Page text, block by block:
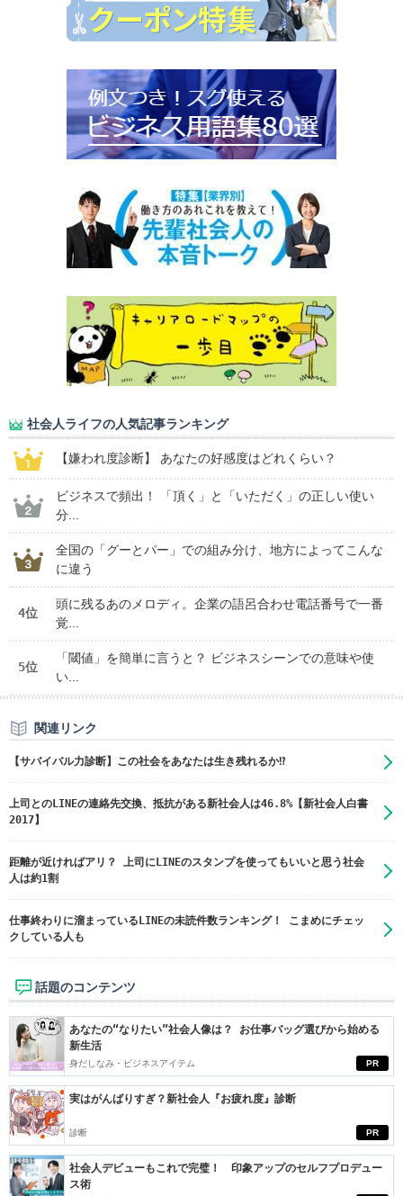
社会人ライフの人気記事ランキング
【嫌われ度診断】 あなたの好感度はどれくらい？
ビジネスで頻出！ 「頂く」と「いただく」の正しい使い
分...
全国の「グーとパー」での組み分け、地方によってこんな
に違う
4位
頭に残るあのメロディ。企業の語呂合わせ電話番号で一番
覚...
5位
「閾値」を簡単に言うと？ ビジネスシーンでの意味や使
い...
関連リンク
【サバイバル力診断】この社会をあなたは生き残れるか⁉
上司とのLINEの連絡先交換、抵抗がある新社会人は46.8%【新社会人白書
2017】
距離が近ければアリ？ 上司にLINEのスタンプを使ってもいいと思う社会
人は約1割
仕事終わりに溜まっているLINEの未読件数ランキング！ こまめにチェッ
クしている人も
話題のコンテンツ
PR
あなたの“なりたい”社会人像は？ お仕事バッグ選びから始める
新生活
身だしなみ・ビジネスアイテム
PR
実はがんばりすぎ？新社会人『お疲れ度』診断
診断
社会人デビューもこれで完璧！ 印象アップのセルフプロデュー
ス術